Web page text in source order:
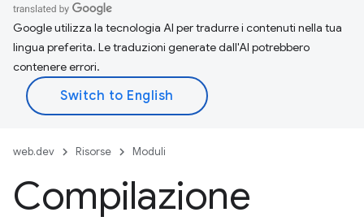
Google utilizza la tecnologia AI per tradurre i contenuti nella tua
lingua preferita. Le traduzioni generate dall'AI potrebbero
contenere errori.
web.dev Risorse Moduli
Compilazione